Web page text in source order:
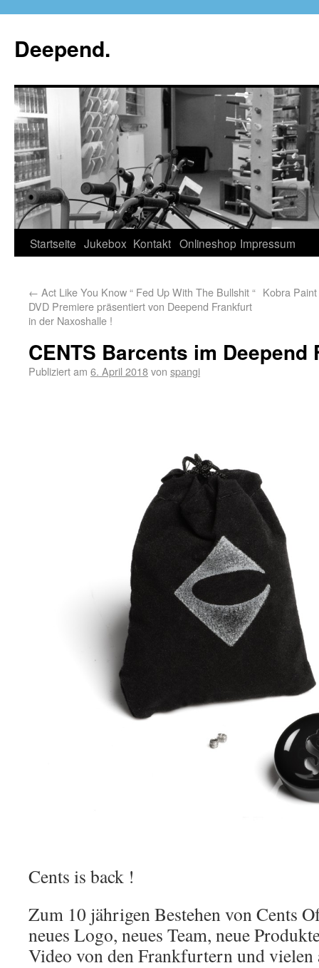
Deepend.
Startseite Jukebox Kontakt Onlineshop Impressum
← Act Like You Know “ Fed Up With The Bullshit “
DVD Premiere präsentiert von Deepend Frankfurt
in der Naxoshalle !
Kobra
CENTS Barcents im Deepend
Publiziert am 6. April 2018von spangi
Cents is back !
Zum 10 jährigen Bestehen von Cents
neues Logo, neues Team, neue
Video von den Frankfurtern und vielen